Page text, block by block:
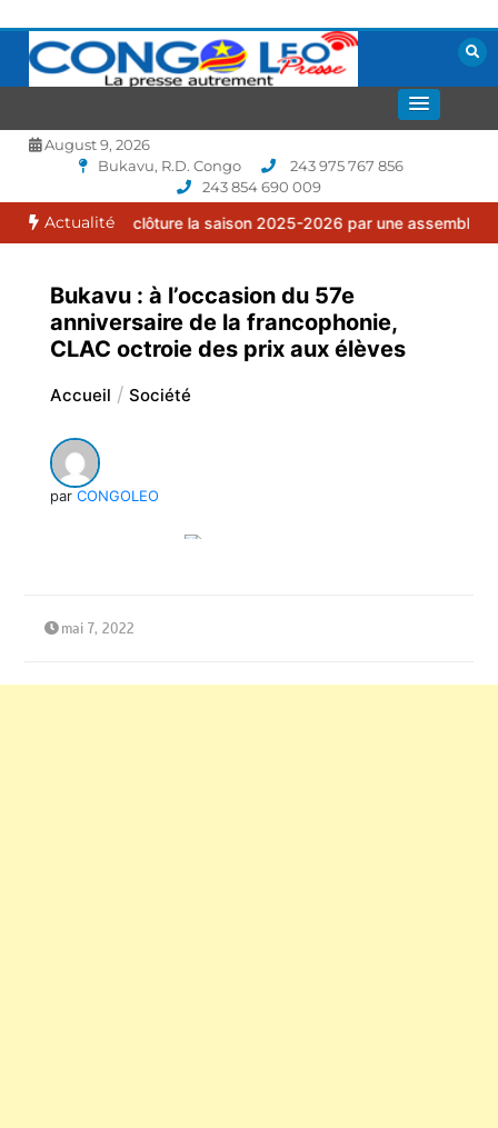
contenu
CONGOLEO
August 9, 2026
Bukavu, R.D. Congo
243 975 767 856
243 854 690 009
Actualité
clôture la saison 2025-2026 par une assemblée générale
Bukavu : à l’occasion du 57e
anniversaire de la francophonie,
CLAC octroie des prix aux élèves
Accueil Société
par CONGOLEO
mai 7, 2022